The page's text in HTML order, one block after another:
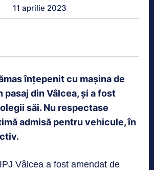
11 aprilie 2023
înțepenit cu mașina de
din Vâlcea, și a fost
săi. Nu respectase
admisă pentru vehicule, în
Vâlcea a fost amendat de